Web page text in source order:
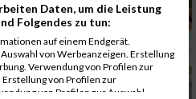
Daten, um die Leistung
Folgendes zu tun:
auf einem Endgerät.
von Werbeanzeigen. Erstellung
Verwendung von Profilen zur
von Profilen zur
von Profilen zur Auswahl